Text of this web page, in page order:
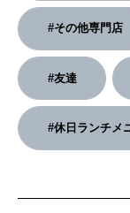
#その他専門店
#友達
#休日ランチメ